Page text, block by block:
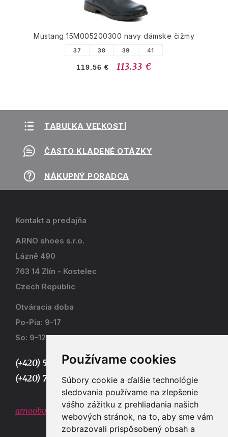
Používame cookies
Súbory cookie a ďalšie technológie
sledovania používame na zlepšenie
vášho zážitku z prehliadania našich
webových stránok, na to, aby sme vám
zobrazovali prispôsobený obsah a
Mustang 15M005200300 navy dámske čižmy
37 38 39 41
119.56 € 113.33 €
TABUĽKA VEĽKOSTÍ
ČASTO KLADENÉ OTÁZKY
NÁKUPNÝ PORADCA
Kontakt a predajňa
ARNO shoes s.r.o.
Lázně 490
763 14 Zlín - Kostelec
Czech Republic
Otváracia doba
Po-Pia: 9-17
So: 9-12
(+420) 577 915 036,
(+420) 773 667 390
arnoobuv@gmail.com